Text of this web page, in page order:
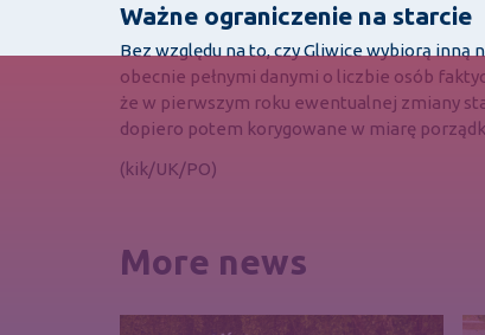
Ważne ograniczenie na starcie
Bez względu na to, czy Gliwice wybiorą inną
obecnie pełnymi danymi o liczbie osób
że w pierwszym roku ewentualnej zmiany
dopiero potem korygowane w miarę
(kik/UK/PO)
More news